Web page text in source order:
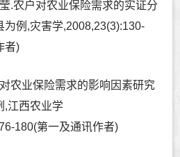
.农户对农业保险需求的实证分
为例,灾害学,2008,23(3):130-
者)
农业保险需求的影响因素研究
江西农业学
180(第一及通讯作者)